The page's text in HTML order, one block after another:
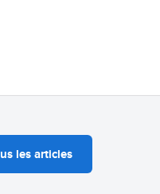
les articles